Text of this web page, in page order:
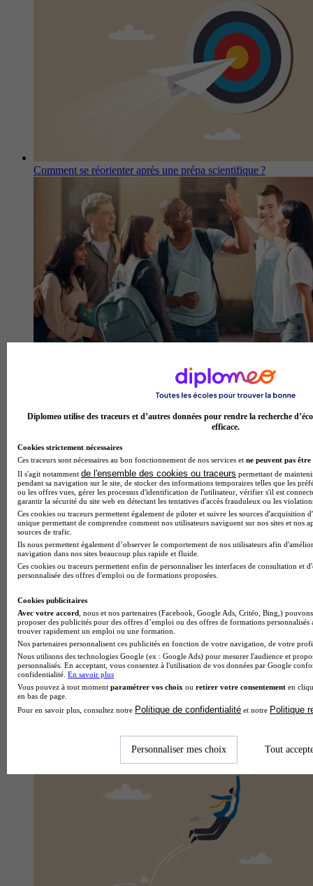
Comment se réorienter après une prépa scientifique ?
Que faire sans BTS PI ?
Que faire sans BTS CG ?
Diplomeo utilise des traceurs et d’autres données pour rendre la recherche
efficace.
Cookies strictement nécessaires
Ces traceurs sont nécessaires au bon fonctionnement de nos services et ne peuvent pas être
Il s'agit notamment de l'ensemble des cookies ou traceurs permettant de
pendant sa navigation sur le site, de stocker des informations temporaires telles que les
ou les offres vues, gérer les processus d'identification de l'utilisateur, vérifier s'il est
garantir la sécurité du site web en détectant les tentatives d'accès frauduleux ou les
Ces cookies ou traceurs permettent également de piloter et suivre les sources d'acquisition
unique permettant de comprendre comment nos utilisateurs naviguent sur nos sites et nos
sources de trafic.
Ils nous permettent également d’observer le comportement de nos utilisateurs afin
navigation dans nos sites beaucoup plus rapide et fluide.
Ces cookies ou traceurs permettent enfin de personnaliser les interfaces de consultation et
personnalisée des offres d'emploi ou de formations proposées.
Cookies publicitaires
Avec votre accord , nous et nos partenaires (Facebook, Google Ads, Critéo, Bing,)
proposer des publicités pour des offres d’emploi ou des offres de formations
trouver rapidement un emploi ou une formation.
Nos partenaires personnalisent ces publicités en fonction de votre navigation, de votre
Nous utilisons des technologies Google (ex : Google Ads) pour mesurer l'audience et
personnalisés. En acceptant, vous consentez à l'utilisation de vos données par Google
confidentialité. En savoir plus
Vous pouvez à tout moment paramétrer vos choix ou retirer votre consentement en
en bas de page.
Pour en savoir plus, consultez notre Politique de confidentialité et notre Politique
Personnaliser mes choix Tout